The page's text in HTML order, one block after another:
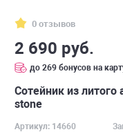
0 отзывов
2 690 руб.
до 269 бонусов на
Сотейник из
stone
Артикул: 14660